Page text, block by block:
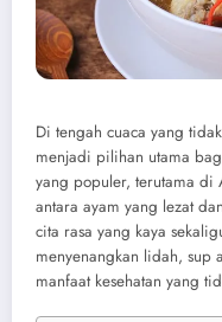
Di tengah cuaca yang
menjadi pilihan utama
yang populer, terutama di
antara ayam yang lezat
cita rasa yang kaya
menyenangkan lidah,
manfaat kesehatan yang